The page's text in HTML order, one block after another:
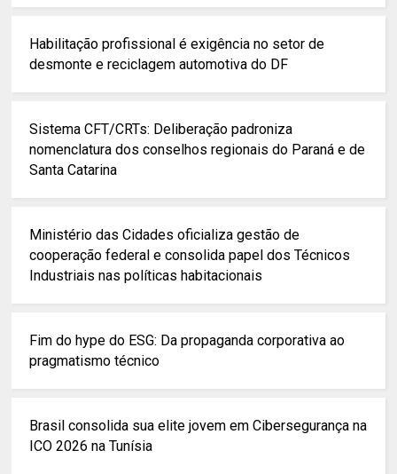
Habilitação profissional é exigência no setor de
desmonte e reciclagem automotiva do DF
Sistema CFT/CRTs: Deliberação padroniza
nomenclatura dos conselhos regionais do Paraná e de
Santa Catarina
Ministério das Cidades oficializa gestão de
cooperação federal e consolida papel dos Técnicos
Industriais nas políticas habitacionais
Fim do hype do ESG: Da propaganda corporativa ao
pragmatismo técnico
Brasil consolida sua elite jovem em Cibersegurança na
ICO 2026 na Tunísia